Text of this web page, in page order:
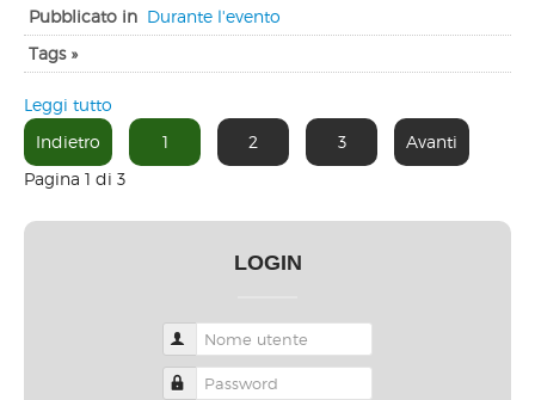
Pubblicato in Durante l'evento
Tags »
Leggi tutto
Indietro
1 2 3
Avanti
Pagina 1 di 3
LOGIN
Nome utente
Password